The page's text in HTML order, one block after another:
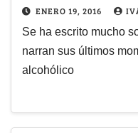
ENERO 19, 2016
Se ha escrito mucho
narran sus últimos
alcohólico